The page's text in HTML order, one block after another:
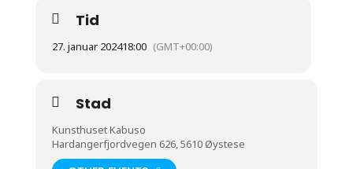
Tid
27. januar 202418:00 (GMT+00:00)
Stad
Kunsthuset Kabuso
Hardangerfjordvegen 626, 5610 Øystese